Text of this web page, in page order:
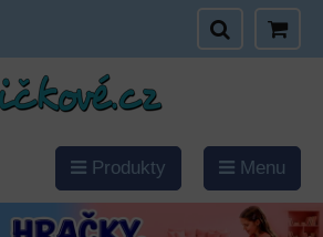
Produkty Menu